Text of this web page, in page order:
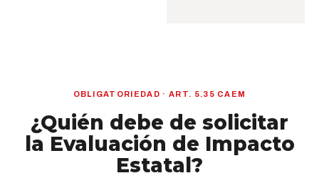
OBLIGATORIEDAD · ART. 5.35 CAEM
¿Quién debe de solicitar
la Evaluación de Impacto
Estatal?